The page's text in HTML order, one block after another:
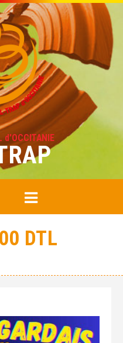
d'OCCITANIE
DTL